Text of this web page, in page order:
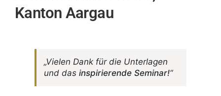
Kanton Aargau
„Vielen Dank für die Unter­lagen
und das inspi­rie­rende Seminar!“